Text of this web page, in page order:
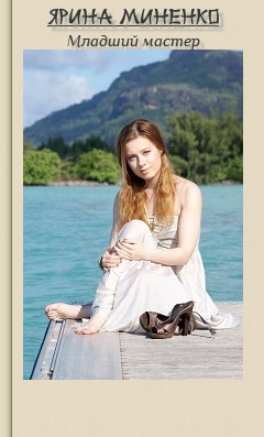
Ярина Миненко
Младший мастер